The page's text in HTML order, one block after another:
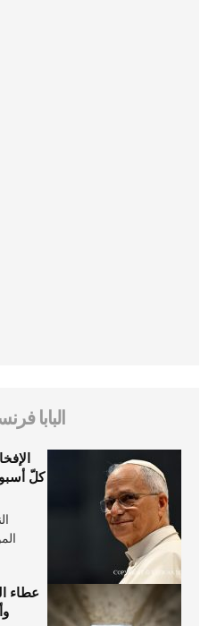
البابا
كلّ
عطاء